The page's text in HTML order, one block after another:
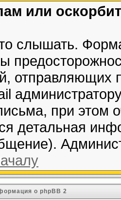
или
слышать.
при этом
детальная
о phpBB 2